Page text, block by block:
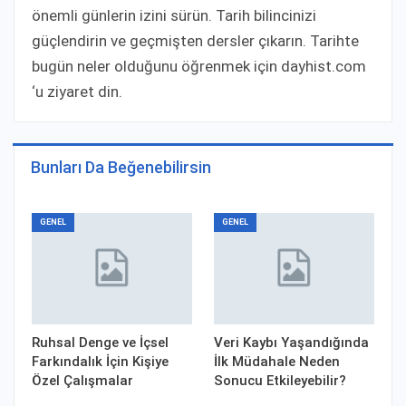
önemli günlerin izini sürün. Tarih bilincinizi
güçlendirin ve geçmişten dersler çıkarın. Tarihte
bugün neler olduğunu öğrenmek için dayhist.com
‘u ziyaret din.
Bunları Da Beğenebilirsin
GENEL
Ruhsal Denge ve İçsel
Farkındalık İçin Kişiye
Özel Çalışmalar
GENEL
Veri Kaybı Yaşandığında
İlk Müdahale Neden
Sonucu Etkileyebilir?